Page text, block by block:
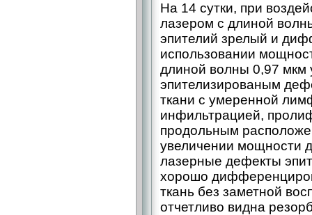
На 14 сутки, при
лазером с длиной
эпителий зрелый и
использовании
длиной волны 0,97 мкм
эпителизированым
ткани с умеренной
инфильтрацией,
продольным
увеличении мощности
лазерные дефекты
хорошо
ткань без заметной
отчетливо видна